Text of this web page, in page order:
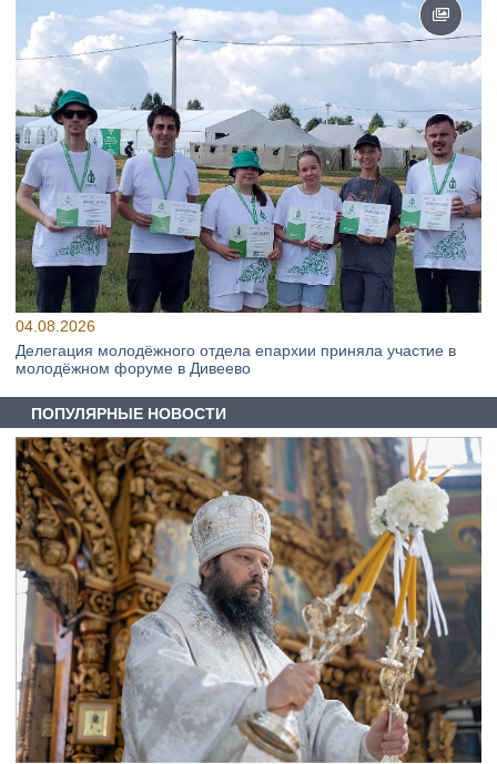
04.08.2026
Делегация молодёжного отдела епархии приняла участие в
молодёжном форуме в Дивеево
ПОПУЛЯРНЫЕ НОВОСТИ